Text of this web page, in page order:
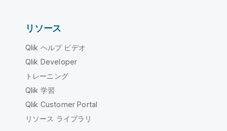
リソース
Qlik ヘルプ ビデオ
Qlik Developer
トレーニング
Qlik 学習
Qlik Customer Portal
リソース ライブラリ